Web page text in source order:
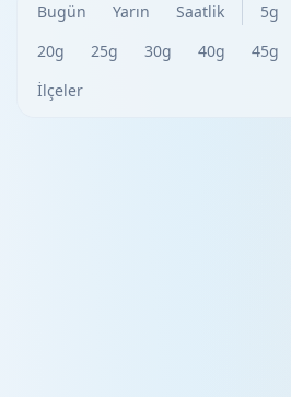
Bugün Yarın Saatlik 5g
20g
25g 30g 40g 45g
İlçeler